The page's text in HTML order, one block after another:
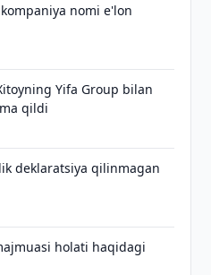
nomi e'lon
Yifa Group bilan
qildi
deklaratsiya qilinmagan
holati haqidagi